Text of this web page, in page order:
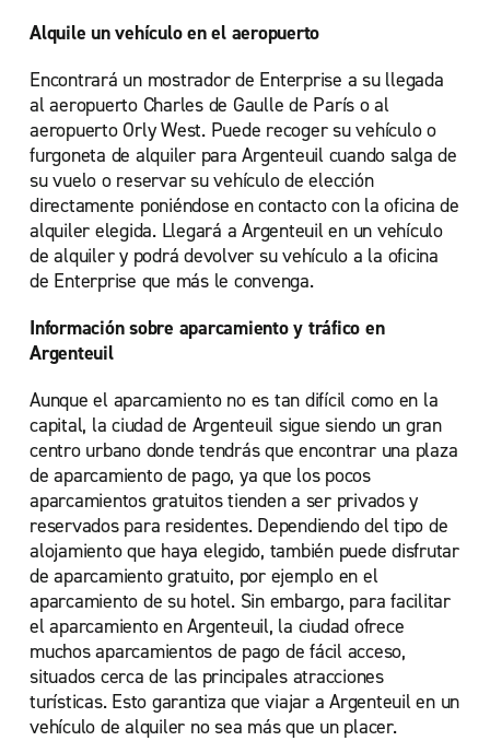
Alquile un vehículo en el aeropuerto
Encontrará un mostrador de Enterprise a su llegada
al aeropuerto Charles de Gaulle de París o al
aeropuerto Orly West. Puede recoger su vehículo o
furgoneta de alquiler para Argenteuil cuando salga de
su vuelo o reservar su vehículo de elección
directamente poniéndose en contacto con la oficina de
alquiler elegida. Llegará a Argenteuil en un vehículo
de alquiler y podrá devolver su vehículo a la oficina
de Enterprise que más le convenga.
Información sobre aparcamiento y tráfico en
Argenteuil
Aunque el aparcamiento no es tan difícil como en la
capital, la ciudad de Argenteuil sigue siendo un gran
centro urbano donde tendrás que encontrar una plaza
de aparcamiento de pago, ya que los pocos
aparcamientos gratuitos tienden a ser privados y
reservados para residentes. Dependiendo del tipo de
alojamiento que haya elegido, también puede disfrutar
de aparcamiento gratuito, por ejemplo en el
aparcamiento de su hotel. Sin embargo, para facilitar
el aparcamiento en Argenteuil, la ciudad ofrece
muchos aparcamientos de pago de fácil acceso,
situados cerca de las principales atracciones
turísticas. Esto garantiza que viajar a Argenteuil en un
vehículo de alquiler no sea más que un placer.